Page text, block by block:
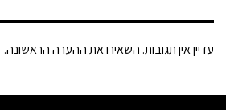
עדיין אין תגובות. השאירו את ההערה הראשונה.